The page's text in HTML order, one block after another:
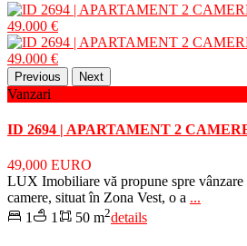
Previous Next
Vanzari
ID 2694 | APARTAMENT 2
49,000 EURO
LUX Imobiliare vă propune spre vânzare
camere, situat în Zona Vest, o a ...
1
1 50 m2details